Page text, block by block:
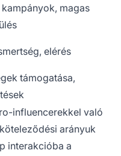
magas
elérés
támogatása,
influencerekkel való
arányuk
interakcióba a